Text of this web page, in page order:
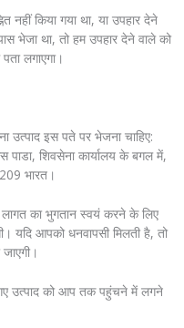
नहीं किया गया था, या उपहार देने
भेजा था, तो हम उपहार देने वाले को
लगाएगा।
इस पते पर भेजना चाहिए:
पाडा, शिवसेना कार्यालय के बगल में,
भारत।
का भुगतान स्वयं करने के लिए
यदि आपको धनवापसी मिलती है, तो
उत्पाद को आप तक पहुंचने में लगने